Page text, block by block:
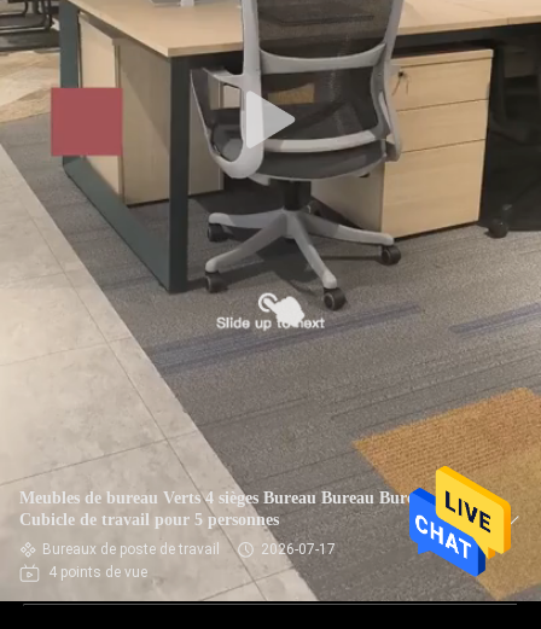
Meubles de bureau Verts 4 sièges Bureau Bureau Bureau
Cubicle de travail pour 5 personnes
Bureaux de poste de travail
2026-07-17
4 points de vue